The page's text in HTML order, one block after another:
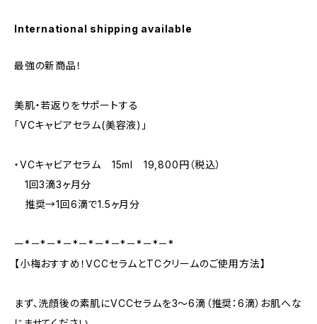
International shipping available
最強の新商品！
美肌・若返りをサポートする
「VCキャビアセラム(美容液)」
・VCキャビアセラム 15ml 19,800円（税込）
1回3滴3ヶ月分
推奨→1回6滴で1.5ヶ月分
ー*－*－*－*－*－*－*－*－*－*
【小梅おすすめ！VCCセラムとTCクリームのご使用方法】
まず、洗顔後の素肌にVCCセラムを3〜6滴（推奨：6滴）お肌へな